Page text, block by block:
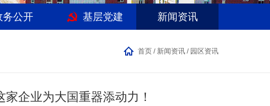
务公开 基层党建 新闻资讯
首页/ 新闻资讯/ 园区资讯
企业为大国重器添动力！